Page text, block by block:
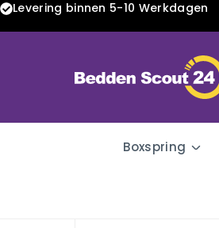
Levering binnen 5-10 Werkdagen
Boxspring